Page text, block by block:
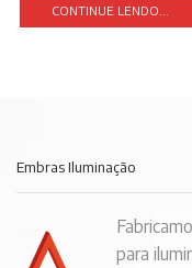
CONTINUE LENDO...
Embras Iluminação
para